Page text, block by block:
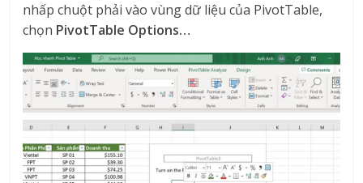
nhấp chuột phải vào vùng dữ liệu của PivotTable,
chọn PivotTable Options…